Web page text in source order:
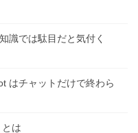
識では駄目だと気付く
はチャットだけで終わら
は